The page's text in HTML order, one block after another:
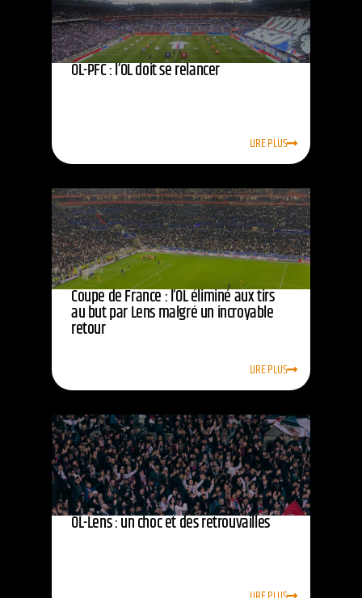
OL-PFC : l’OL doit se relancer
LIRE PLUS
Coupe de France : l’OL éliminé aux tirs
au but par Lens malgré un incroyable
retour
LIRE PLUS
OL-Lens : un choc et des retrouvailles